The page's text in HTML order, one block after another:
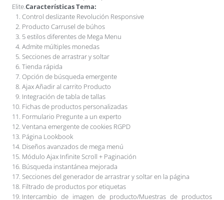
Elite.Características Tema:
Control deslizante Revolución Responsive
Producto Carrusel de búhos
5 estilos diferentes de Mega Menu
Admite múltiples monedas
Secciones de arrastrar y soltar
Tienda rápida
Opción de búsqueda emergente
Ajax Añadir al carrito Producto
Integración de tabla de tallas
Fichas de productos personalizadas
Formulario Pregunte a un experto
Ventana emergente de cookies RGPD
Página Lookbook
Diseños avanzados de mega menú
Módulo Ajax Infinite Scroll + Paginación
Búsqueda instantánea mejorada
Secciones del generador de arrastrar y soltar en la página
Filtrado de productos por etiquetas
Intercambio de imagen de producto/Muestras de productos